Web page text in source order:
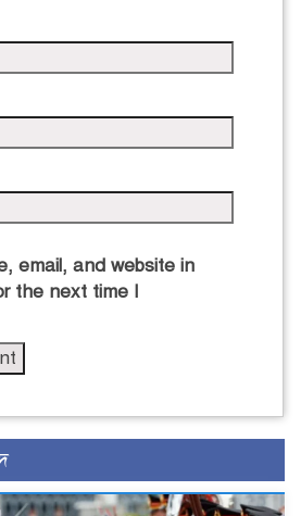
email, and website in
the next time I